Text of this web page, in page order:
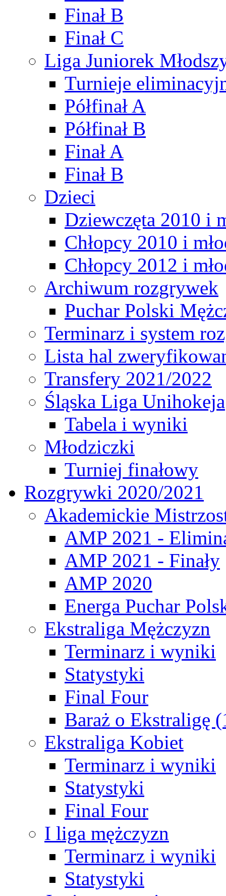
Finał B
Finał C
Liga Juniorek
Turnieje
Półfinał A
Półfinał B
Finał A
Finał B
Dzieci
Dziewczęta 2010 i
Chłopcy 2010 i
Chłopcy 2012 i
Archiwum rozgrywek
Puchar Polski
Terminarz i system
Lista hal
Transfery 2021/2022
Śląska Liga Unihokeja
Tabela i wyniki
Młodziczki
Turniej finałowy
Rozgrywki 2020/2021
Akademickie
AMP 2021 -
AMP 2021 - Finały
AMP 2020
Energa Puchar
Ekstraliga Mężczyzn
Terminarz i wyniki
Statystyki
Final Four
Baraż o Ekstraligę
Ekstraliga Kobiet
Terminarz i wyniki
Statystyki
Final Four
I liga mężczyzn
Terminarz i wyniki
Statystyki